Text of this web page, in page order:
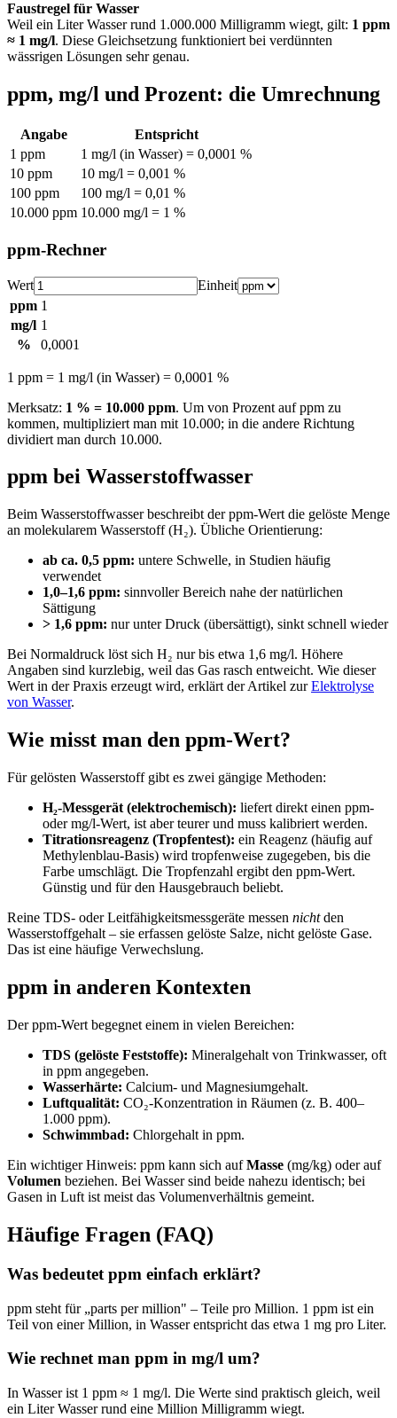
Faustregel für Wasser
Weil ein Liter Wasser rund 1.000.000 Milligramm wiegt, gilt: 1 ppm
≈ 1 mg/l. Diese Gleichsetzung funktioniert bei verdünnten
wässrigen Lösungen sehr genau.
ppm, mg/l und Prozent: die Umrechnung
Angabe
Entspricht
1 ppm
1 mg/l (in Wasser) = 0,0001 %
10 ppm
10 mg/l = 0,001 %
100 ppm
100 mg/l = 0,01 %
10.000 ppm 10.000 mg/l = 1 %
ppm-Rechner
Wert
Einheit
ppm 1
mg/l 1
%
0,0001
1 ppm = 1 mg/l (in Wasser) = 0,0001 %
Merksatz: 1 % = 10.000 ppm. Um von Prozent auf ppm zu
kommen, multipliziert man mit 10.000; in die andere Richtung
dividiert man durch 10.000.
ppm bei Wasserstoffwasser
Beim Wasserstoffwasser beschreibt der ppm-Wert die gelöste Menge
an molekularem Wasserstoff (H₂). Übliche Orientierung:
ab ca. 0,5 ppm: untere Schwelle, in Studien häufig
verwendet
1,0–1,6 ppm: sinnvoller Bereich nahe der natürlichen
Sättigung
> 1,6 ppm: nur unter Druck (übersättigt), sinkt schnell wieder
Bei Normaldruck löst sich H₂ nur bis etwa 1,6 mg/l. Höhere
Angaben sind kurzlebig, weil das Gas rasch entweicht. Wie dieser
Wert in der Praxis erzeugt wird, erklärt der Artikel zurElektrolyse
von Wasser.
Wie misst man den ppm-Wert?
Für gelösten Wasserstoff gibt es zwei gängige Methoden:
H₂-Messgerät (elektrochemisch): liefert direkt einen ppm-
oder mg/l-Wert, ist aber teurer und muss kalibriert werden.
Titrationsreagenz (Tropfentest): ein Reagenz (häufig auf
Methylenblau-Basis) wird tropfenweise zugegeben, bis die
Farbe umschlägt. Die Tropfenzahl ergibt den ppm-Wert.
Günstig und für den Hausgebrauch beliebt.
Reine TDS- oder Leitfähigkeitsmessgeräte messen nichtden
Wasserstoffgehalt – sie erfassen gelöste Salze, nicht gelöste Gase.
Das ist eine häufige Verwechslung.
ppm in anderen Kontexten
Der ppm-Wert begegnet einem in vielen Bereichen:
TDS (gelöste Feststoffe): Mineralgehalt von Trinkwasser, oft
in ppm angegeben.
Wasserhärte: Calcium- und Magnesiumgehalt.
Luftqualität: CO₂-Konzentration in Räumen (z. B. 400–
1.000 ppm).
Schwimmbad: Chlorgehalt in ppm.
Ein wichtiger Hinweis: ppm kann sich aufMasse (mg/kg) oder auf
Volumen beziehen. Bei Wasser sind beide nahezu identisch; bei
Gasen in Luft ist meist das Volumenverhältnis gemeint.
Häufige Fragen (FAQ)
Was bedeutet ppm einfach erklärt?
ppm steht für „parts per million" – Teile pro Million. 1 ppm ist ein
Teil von einer Million, in Wasser entspricht das etwa 1 mg pro Liter.
Wie rechnet man ppm in mg/l um?
In Wasser ist 1 ppm ≈ 1 mg/l. Die Werte sind praktisch gleich, weil
ein Liter Wasser rund eine Million Milligramm wiegt.